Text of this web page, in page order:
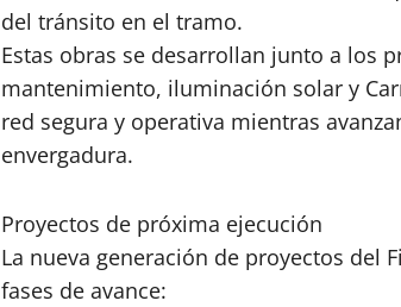
del tránsito en el tramo.
Estas obras se desarrollan junto a los
mantenimiento, iluminación solar y
red segura y operativa mientras
envergadura.
Proyectos de próxima ejecución
La nueva generación de proyectos del
fases de avance: